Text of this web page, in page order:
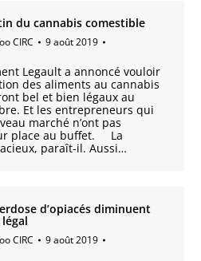
du cannabis comestible
CIRC 9 août 2019
Legault a annoncé vouloir
des aliments au cannabis
bel et bien légaux au
Et les entrepreneurs qui
marché n’ont pas
place au buffet. La
paraît-il. Aussi…
d’opiacés diminuent
CIRC 9 août 2019